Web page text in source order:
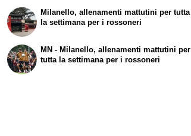
Milanello, allenamenti mattutini per tutta
la settimana per i rossoneri
MN - Milanello, allenamenti mattutini per
tutta la settimana per i rossoneri